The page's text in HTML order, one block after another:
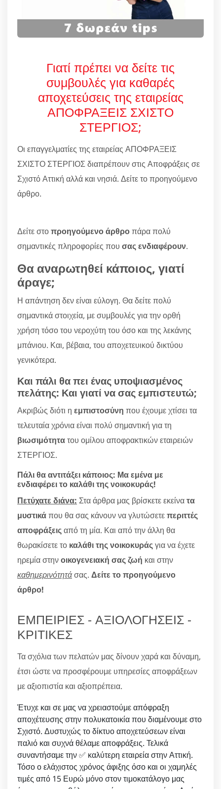
Γιατί πρέπει να δείτε τις
συμβουλές για καθαρές
αποχετεύσεις της εταιρείας
ΑΠΟΦΡΑΞΕΙΣ ΣΧΙΣΤΟ
ΣΤΕΡΓΙΟΣ;
Οι επαγγελματίες της εταιρείας ΑΠΟΦΡΑΞΕΙΣ
ΣΧΙΣΤΟ ΣΤΕΡΓΙΟΣ διαπρέπουν στις Αποφράξεις σε
Σχιστό Αττική αλλά και νησιά. Δείτε το προηγούμενο
άρθρο.
Δείτε στοπροηγούμενο άρθροπάρα πολύ
σημαντικές πληροφορίες που σας ενδιαφέρουν.
Θα αναρωτηθεί κάποιος, γιατί
άραγε;
Η απάντηση δεν είναι εύλογη. Θα δείτε πολύ
σημαντικά στοιχεία, με συμβουλές για την ορθή
χρήση τόσο του νεροχύτη του όσο και της λεκάνης
μπάνιου. Και, βέβαια, του αποχετευικού δικτύου
γενικότερα.
Και πάλι θα πει ένας υποψιασμένος
πελάτης: Και γιατί να σας εμπιστευτώ;
Ακριβώς διότι η εμπιστοσύνη που έχουμε χτίσει τα
τελευταία χρόνια είναι πολύ σημαντική για τη
βιωσιμότητατου ομίλου αποφρακτικών εταιρειών
ΣΤΕΡΓΙΟΣ.
Πάλι θα αντιτάξει κάποιος: Μα εμένα με
ενδιαφέρει το καλάθι της νοικοκυράς!
Πετύχατε διάνα: Στα άρθρα μας βρίσκετε εκείνατα
μυστικάπου θα σας κάνουν να γλυτώσετεπεριττές
αποφράξειςαπό τη μία. Και από την άλλη θα
θωρακίσετε το καλάθι της νοικοκυράςγια να έχετε
ηρεμία στηνοικογενειακή σας ζωή και στην
καθημερινότητάσας. Δείτε το προηγούμενο
άρθρο!
ΕΜΠΕΙΡΙΕΣ - ΑΞΙΟΛΟΓΗΣΕΙΣ -
ΚΡΙΤΙΚΕΣ
Τα σχόλια των πελατών μας δίνουν χαρά και δύναμη,
έτσι ώστε να προσφέρουμε υπηρεσίες αποφράξεων
με αξιοπιστία και αξιοπρέπεια.
Έτυχε και σε μας να χρειαστούμε απόφραξη
αποχέτευσης στην πολυκατοικία που διαμένουμε στο
Σχιστό. Δυστυχώς το δίκτυο αποχετεύσεων είναι
παλιό και συχνά θέλαμε αποφράξεις. Τελικά
συναντήσαμε την ✅ καλύτερη εταιρεία στην Αττική.
Τόσο ο ελάχιστος χρόνος άφιξης όσο και οι χαμηλές
τιμές από 15 Ευρώ μόνο στον τιμοκατάλογο μας